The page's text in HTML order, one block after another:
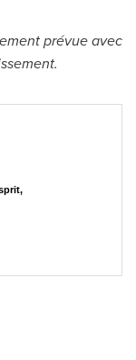
prévueavec